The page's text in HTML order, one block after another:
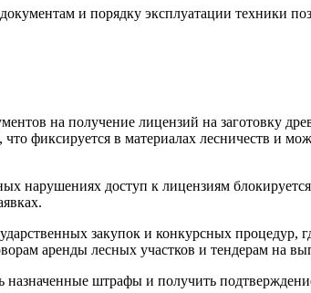
и порядку эксплуатации техники
на получение лицензий на заготовку
фиксируется в материалах лесничеств и
нарушениях доступ к лицензиям
закупок и конкурсных процедур,
аренды лесных участков и тендерам на
штрафы и получить